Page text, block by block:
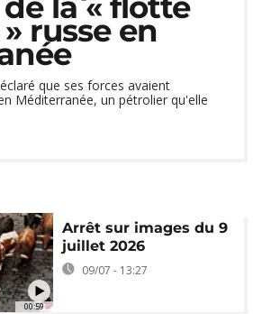
russe en
que ses forces avaient
Méditerranée, un pétrolier qu'elle
00:59
Arrêt sur images du 9
juillet 2026
09/07 - 13:27